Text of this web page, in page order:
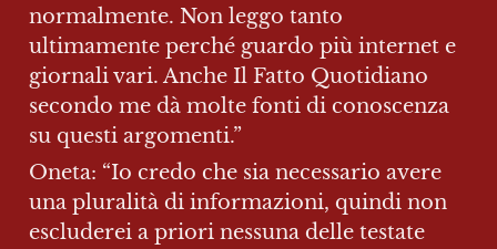
normalmente. Non leggo tanto
ultimamente perché guardo più internet e
giornali vari. Anche Il Fatto Quotidiano
secondo me dà molte fonti di conoscenza
su questi argomenti.”
Oneta: “Io credo che sia necessario avere
una pluralità di informazioni, quindi non
escluderei a priori nessuna delle testate